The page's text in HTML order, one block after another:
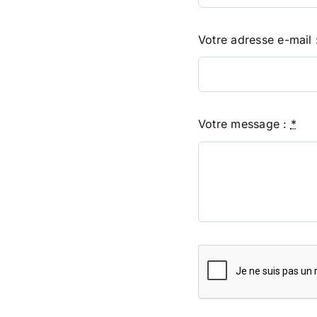
Votre adresse e-
Votre message : *